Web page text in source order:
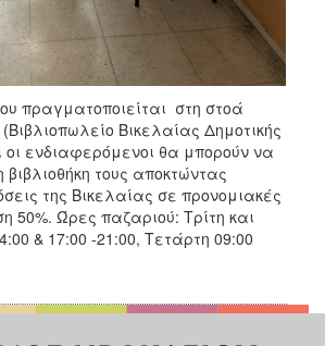
πραγματοποιείται στη στοά
Βικελαίας Δημοτικής
οι ενδιαφερόμενοι θα μπορούν να
βιβλιοθήκη τους αποκτώντας
της Βικελαίας σε προνομιακές
50%. Ώρες παζαριού: Τρίτη και
& 17:00 -21:00, Τετάρτη 09:00